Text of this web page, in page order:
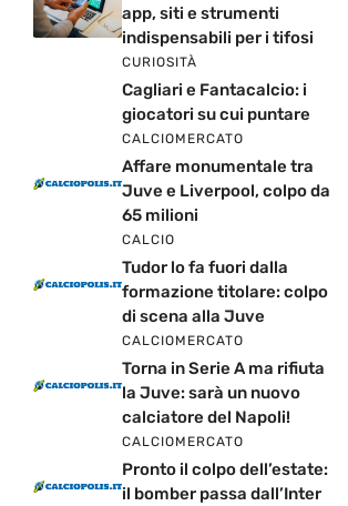
app, siti e strumenti
indispensabili per i tifosi
CURIOSITÀ
Cagliari e Fantacalcio: i
giocatori su cui puntare
CALCIOMERCATO
Affare monumentale tra
Juve e Liverpool, colpo da
65 milioni
CALCIO
Tudor lo fa fuori dalla
formazione titolare: colpo
di scena alla Juve
CALCIOMERCATO
Torna in Serie A ma rifiuta
la Juve: sarà un nuovo
calciatore del Napoli!
CALCIOMERCATO
Pronto il colpo dell’estate:
il bomber passa dall’Inter